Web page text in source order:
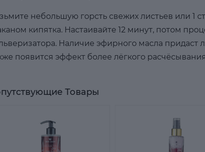
небольшую горсть свежих листьев или 1
кипятка. Настаивайте 12 минут, потом
Наличие эфирного масла придаст
появится эффект более лёгкого
Товары